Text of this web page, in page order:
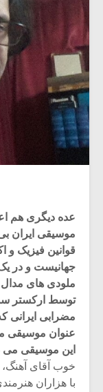
عده دیگری هم
موسیقی ایران
قوانین فیزیک و
جهانیست و در یک
ملودی های مدال
توسط ارکستر
مضرابی ایرانی
عنوان موسیقی
این موسیقی می
خوب آقای
با هزاران